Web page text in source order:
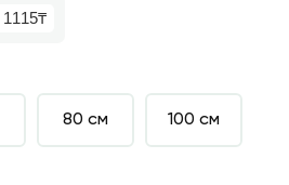
1115₸
80 см 100 см